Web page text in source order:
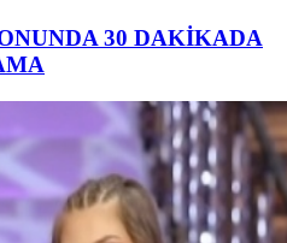
30 DAKİKADA